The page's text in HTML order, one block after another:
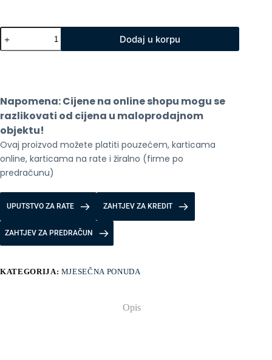
JBL
Charge
6
Dodaj u korpu
Napomena: Cijene na online shopu mogu se
razlikovati od cijena u maloprodajnom
objektu!
Ovaj proizvod možete platiti pouzećem, karticama
online, karticama na rate i žiralno (firme po
predračunu)
UPUTSTVO ZA RATE ZAHTJEV ZA KREDIT
ZAHTJEV ZA PREDRAČUN
KATEGORIJA: MJESEČNA PONUDA
Opis